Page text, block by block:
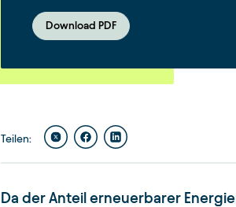
Download PDF
Teilen:
Da der Anteil erneuerbarer